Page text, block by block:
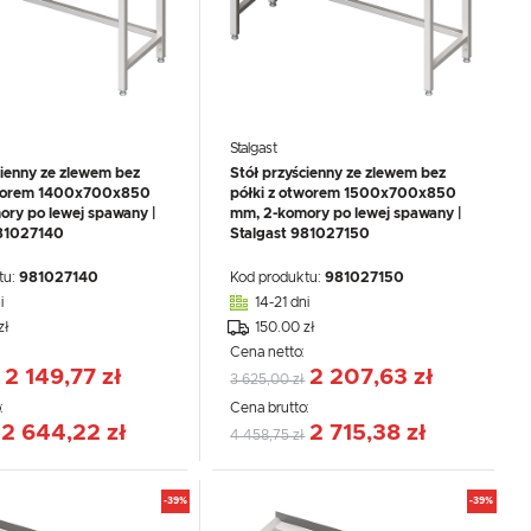
ze zlewem bez
1400x700x850
po lewej spawany |
981027140
2 149,77 zł
2 644,22 zł
Stalgast
Stół przyścienny ze zlewem bez
półki z otworem 1500x700x850
mm, 2-komory po lewej spawany |
Stalgast 981027150
Kod produktu:981027150
14-21 dni
150.00 zł
Cena netto:
3 625,00 zł 2 207,63 zł
Cena brutto:
4 458,75 zł 2 715,38 zł
-39% -39%